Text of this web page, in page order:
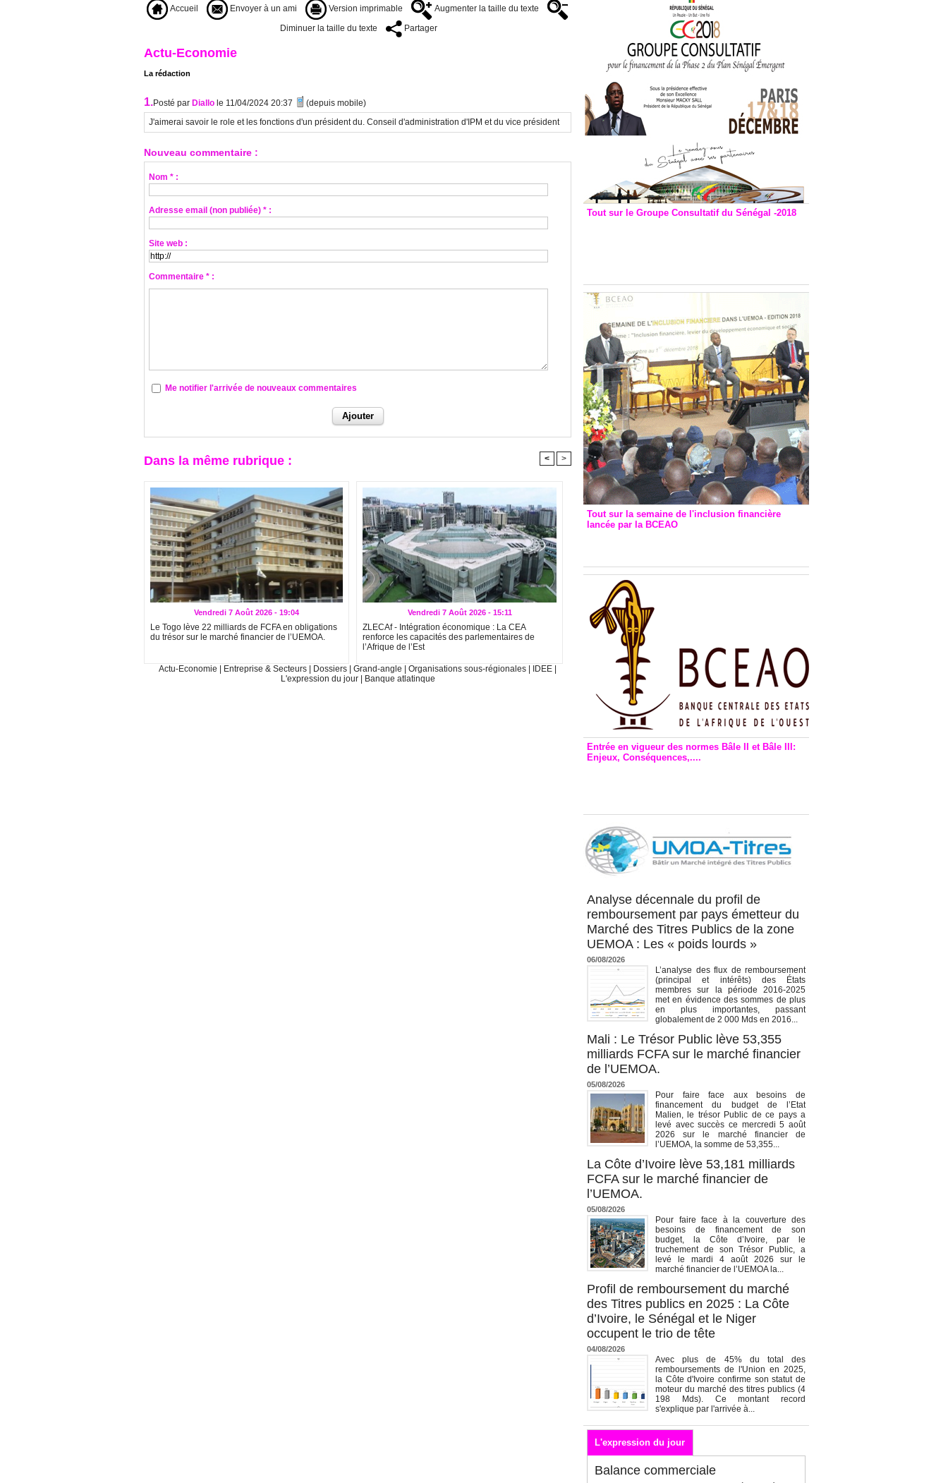
Accueil
Envoyer à un ami Version imprimable
Augmenter la taille du texte
Diminuer la taille du texte
Partager
Actu-Economie
La rédaction
1.Posté par Diallo le 11/04/2024 20:37
(depuis mobile)
J'aimerai savoir le role et les fonctions d'un président du. Conseil d'administration d'IPM et du vice président
Nouveau commentaire :
Nom * :
Adresse email (non publiée) * :
Site web :
Commentaire * :
Me notifier l'arrivée de nouveaux commentaires
Dans la même rubrique : < >
Vendredi 7 Août 2026 - 19:04
Le Togo lève 22 milliards de FCFA en obligations
du trésor sur le marché financier de l’UEMOA.
Vendredi 7 Août 2026 - 15:11
ZLECAf - Intégration économique : La CEA
renforce les capacités des parlementaires de
l’Afrique de l’Est
Actu-Economie Entreprise & Secteurs Dossiers Grand-angle Organisations sous-régionales IDEE
L'expression du jour
Banque atlatinque
Tout sur le Groupe Consultatif du Sénégal -2018
Tout sur la semaine de l'inclusion financière
lancée par la BCEAO
Entrée en vigueur des normes Bâle II et Bâle III:
Enjeux, Conséquences,....
Analyse décennale du profil de
remboursement par pays émetteur du
Marché des Titres Publics de la zone
UEMOA : Les « poids lourds »
06/08/2026
L’analyse des flux de remboursement
(principal et intérêts) des États
membres sur la période 2016-2025
met en évidence des sommes de plus
en plus importantes, passant
globalement de 2 000 Mds en 2016...
Mali : Le Trésor Public lève 53,355
milliards FCFA sur le marché financier
de l’UEMOA.
05/08/2026
Pour faire face aux besoins de
financement du budget de l’Etat
Malien, le trésor Public de ce pays a
levé avec succès ce mercredi 5 août
2026 sur le marché financier de
l’UEMOA, la somme de 53,355...
La Côte d’Ivoire lève 53,181 milliards
FCFA sur le marché financier de
l’UEMOA.
05/08/2026
Pour faire face à la couverture des
besoins de financement de son
budget, la Côte d’Ivoire, par le
truchement de son Trésor Public, a
levé le mardi 4 août 2026 sur le
marché financier de l’UEMOA la...
Profil de remboursement du marché
des Titres publics en 2025 : La Côte
d’Ivoire, le Sénégal et le Niger
occupent le trio de tête
04/08/2026
Avec plus de 45% du total des
remboursements de l'Union en 2025,
la Côte d'Ivoire confirme son statut de
moteur du marché des titres publics (4
198 Mds). Ce montant record
s'explique par l'arrivée à...
L'expression du jour
Balance commerciale